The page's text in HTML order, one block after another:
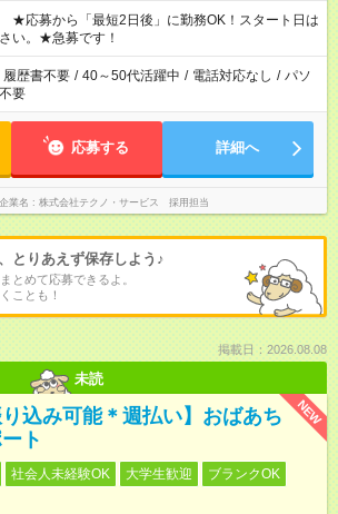
てください！
★応募から「最短2日後」に勤務OK！スタート日は
い。★急募です！
履歴書不要 / 40～50代活躍中 / 電話対応なし / パソ
要
応募する 詳細へ
業名 株式会社テクノ・サービス 採用担当
とりあえず保存しよう♪
とめて応募できるよ。
ことも！
掲載日：2026.08.08
未読
NEW
り込み可能＊週払い】おばあち
ト
社会人未経験OK 大学生歓迎
ブランクOK